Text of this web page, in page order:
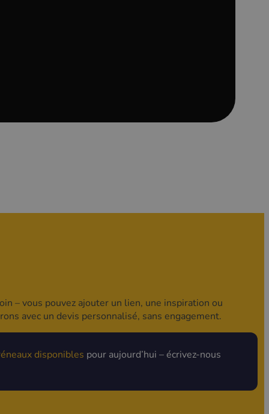
– vous pouvez ajouter un lien, une inspiration ou
avec un devis personnalisé, sans engagement.
disponibles pour aujourd’hui – écrivez-nous